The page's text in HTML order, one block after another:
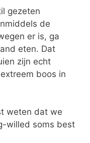
gezeten
de
er is, ga
eten. Dat
zijn echt
boos in
weten dat we
willed soms best